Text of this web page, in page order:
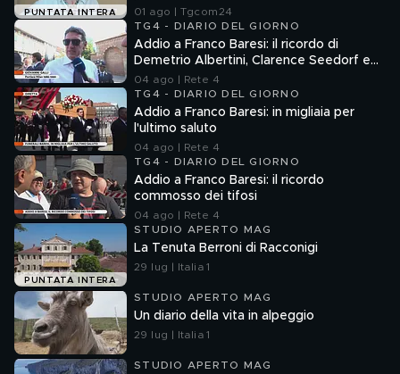
PUNTATA INTERA
01 ago | Tgcom24
TG4 - DIARIO DEL GIORNO
Addio a Franco Baresi: il ricordo di
Demetrio Albertini, Clarence Seedorf e
Giovanni Galli
04 ago | Rete 4
TG4 - DIARIO DEL GIORNO
Addio a Franco Baresi: in migliaia per
l'ultimo saluto
04 ago | Rete 4
TG4 - DIARIO DEL GIORNO
Addio a Franco Baresi: il ricordo
commosso dei tifosi
04 ago | Rete 4
PUNTATA INTERA
STUDIO APERTO MAG
La Tenuta Berroni di Racconigi
29 lug | Italia 1
STUDIO APERTO MAG
Un diario della vita in alpeggio
29 lug | Italia 1
STUDIO APERTO MAG